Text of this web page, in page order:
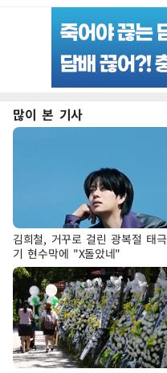
많이 본 기사
김희철, 거꾸로 걸린 광복절 태극
기 현수막에 "X돌았네"